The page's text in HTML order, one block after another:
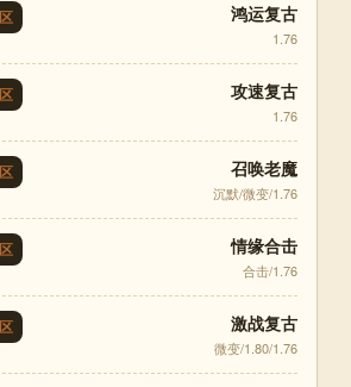
鸿运复古
1.76
攻速复古
1.76
召唤老魔
沉默/微变/1.76
情缘合击
合击/1.76
激战复古
微变/1.80/1.76